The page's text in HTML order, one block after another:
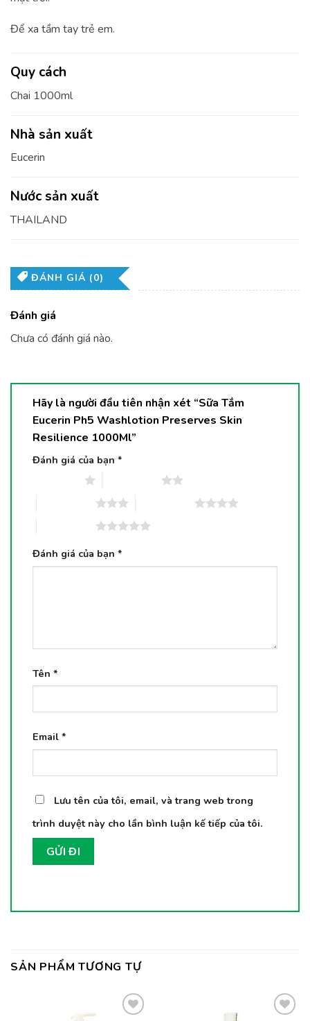
Để xa tầm tay trẻ em.
Quy cách
Chai 1000ml
Nhà sản xuất
Eucerin
Nước sản xuất
THAILAND
ĐÁNH GIÁ (0)
Đánh giá
Chưa có đánh giá nào.
Hãy là người đầu tiên nhận xét “Sữa Tắm
Eucerin Ph5 Washlotion Preserves Skin
Resilience 1000Ml”
Đánh giá của bạn *
Đánh giá của bạn *
Tên *
Email *
Lưu tên của tôi, email, và trang web trong
trình duyệt này cho lần bình luận kế tiếp của tôi.
SẢN PHẨM TƯƠNG TỰ